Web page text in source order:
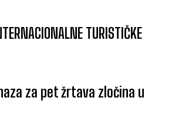
TURISTIČKE
za pet žrtava zločina u